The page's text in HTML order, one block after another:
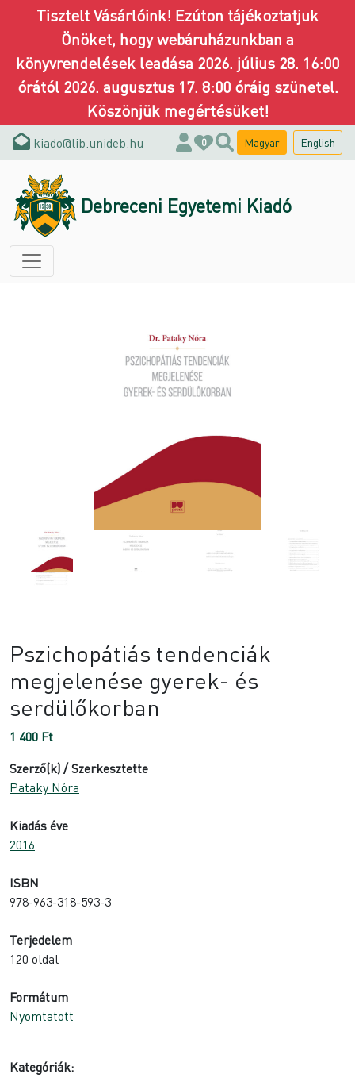
Tisztelt Vásárlóink! Ezúton tájékoztatjuk
Önöket, hogy webáruházunkban a
könyvrendelések leadása 2026. július 28. 16:00
órától 2026. augusztus 17. 8:00 óráig szünetel.
Köszönjük megértésüket!
kiado@lib.unideb.hu 0 Magyar English
Debreceni Egyetemi Kiadó
Pszichopátiás tendenciák
megjelenése gyerek- és
serdülőkorban
1 400 Ft
Szerző(k) / Szerkesztette
Pataky Nóra
Kiadás éve
2016
ISBN
978-963-318-593-3
Terjedelem
120 oldal
Formátum
Nyomtatott
Kategóriák: